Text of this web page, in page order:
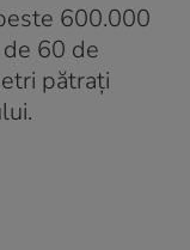
600.000
60 de
pătrați